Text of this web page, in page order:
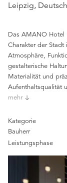
Leipzig,
Das AMANO Hotel
Charakter der Stadt
Atmosphäre,
gestalterische
Materialität und
Aufenthaltsqualität
mehr
Kategorie
Bauherr
Leistungsphase